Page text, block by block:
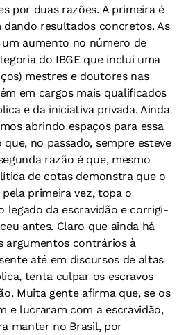
por duas razões. A primeira é
dando resultados concretos. As
aumento no número de
do IBGE que inclui uma
mestres e doutores nas
em cargos mais qualificados
e da iniciativa privada. Ainda
abrindo espaços para essa
no passado, sempre esteve
razão é que, mesmo
de cotas demonstra que o
primeira vez, topa o
legado da escravidão e corrigi-
antes. Claro que ainda há
argumentos contrários à
até em discursos de altas
tenta culpar os escravos
Muita gente afirma que, se os
e lucraram com a escravidão,
manter no Brasil, por